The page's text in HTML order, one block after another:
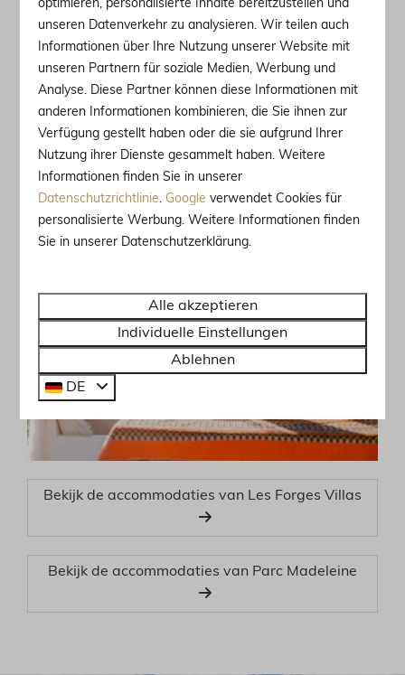
OpLes Forges Villasgeniet u van moderne,
kleinschalige villa's, tot 8 personen, met een riante
eigen tuin, een zonnig terras en een vaste barbecue
voor gezellige zomeravonden. Zoekt u het hogerop?
Parc Madeleine biedt sfeervolle, royale
appartementen en vrijstaande chalets, tot wel 12
personen, met een modern interieur en een
indrukwekkend, panoramisch uitzicht over de
Bekijk de accommodaties van Les Forges Villas
Bekijk de accommodaties van Parc Madeleine
optimieren, personalisierte Inhalte bereitzustellen und
unseren Datenverkehr zu analysieren. Wir teilen auch
Informationen über Ihre Nutzung unserer Website mit
unseren Partnern für soziale Medien, Werbung und
Analyse. Diese Partner können diese Informationen mit
anderen Informationen kombinieren, die Sie ihnen zur
Verfügung gestellt haben oder die sie aufgrund Ihrer
Nutzung ihrer Dienste gesammelt haben. Weitere
Informationen finden Sie in unserer
Datenschutzrichtlinie. Google verwendet Cookies für
personalisierte Werbung. Weitere Informationen finden
Sie in unserer Datenschutzerklärung.
Alle akzeptieren
Individuelle Einstellungen
Ablehnen
DE